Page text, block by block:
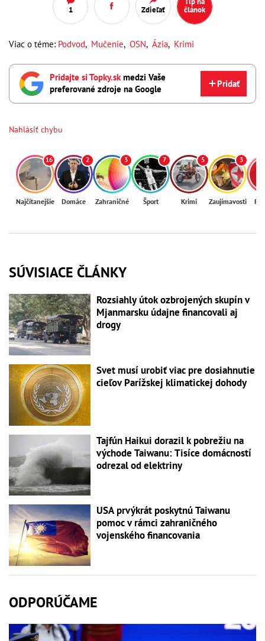
1 Zdieľať
článok
Viac o téme: Podvod, Mučenie, OSN, Ázia, Krimi
Pridajte si Topky.skmedzi Vaše
preferované zdroje na Google
Pridať
Nahlásiť chybu
16
Najčítanejšie
2
Domáce
3
Zahraničné
7
Šport
5
Krimi
3
Zaujímavosti
SÚVISIACE ČLÁNKY
Rozsiahly útok ozbrojených skupín v
Mjanmarsku údajne financovali aj
drogy
Svet musí urobiť viac pre dosiahnutie
cieľov Parížskej klimatickej dohody
Tajfún Haikui dorazil k pobrežiu na
východe Taiwanu: Tisíce domácností
odrezal od elektriny
USA prvýkrát poskytnú Taiwanu
pomoc v rámci zahraničného
vojenského financovania
ODPORÚČAME